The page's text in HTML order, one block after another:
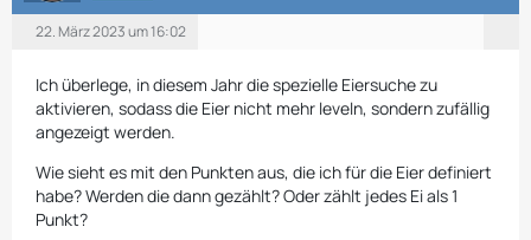
22. März 2023 um 16:02
Ich überlege, in diesem Jahr die spezielle Eiersuche zu
aktivieren, sodass die Eier nicht mehr leveln, sondern zufällig
angezeigt werden.
Wie sieht es mit den Punkten aus, die ich für die Eier definiert
habe? Werden die dann gezählt? Oder zählt jedes Ei als 1
Punkt?